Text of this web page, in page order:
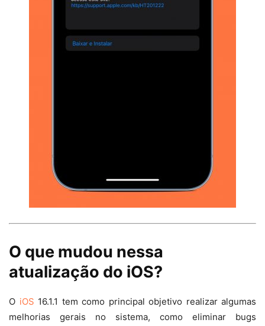
O que mudou nessa
atualização do iOS?
O iOS 16.1.1 tem como principal objetivo realizar algumas
melhorias gerais no sistema, como eliminar bugs